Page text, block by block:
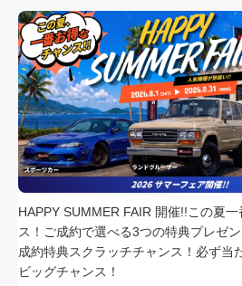
HAPPY SUMMER FAIR 開催!!この夏
ス！ご成約で選べる3つの特典プレゼ
成約特典スクラッチチャンス！必ず当
ビッグチャンス！